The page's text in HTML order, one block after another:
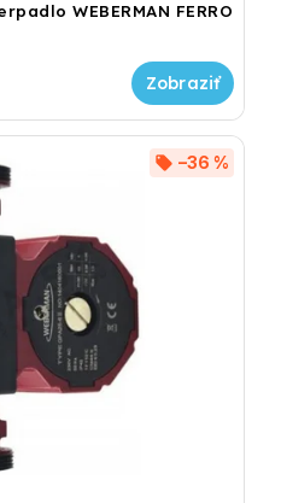
WEBERMAN FERRO
–36 %